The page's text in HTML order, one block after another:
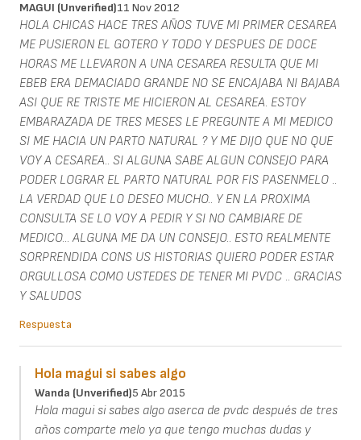
MAGUI (unverified)11 Nov 2012
HOLA CHICAS HACE TRES AÑOS TUVE MI PRIMER CESAREA
ME PUSIERON EL GOTERO Y TODO Y DESPUES DE DOCE
HORAS ME LLEVARON A UNA CESAREA RESULTA QUE MI
EBEB ERA DEMACIADO GRANDE NO SE ENCAJABA NI BAJABA
ASI QUE RE TRISTE ME HICIERON AL CESAREA. ESTOY
EMBARAZADA DE TRES MESES LE PREGUNTE A MI MEDICO
SI ME HACIA UN PARTO NATURAL ? Y ME DIJO QUE NO QUE
VOY A CESAREA.. SI ALGUNA SABE ALGUN CONSEJO PARA
PODER LOGRAR EL PARTO NATURAL POR FIS PASENMELO ..
LA VERDAD QUE LO DESEO MUCHO.. Y EN LA PROXIMA
CONSULTA SE LO VOY A PEDIR Y SI NO CAMBIARE DE
MEDICO... ALGUNA ME DA UN CONSEJO.. ESTO REALMENTE
SORPRENDIDA CONS US HISTORIAS QUIERO PODER ESTAR
ORGULLOSA COMO USTEDES DE TENER MI PVDC .. GRACIAS
Y SALUDOS
Respuesta
Hola magui si sabes algo
Wanda (unverified)5 Abr 2015
Hola magui si sabes algo aserca de pvdc después de tres
años comparte melo ya que tengo muchas dudas y